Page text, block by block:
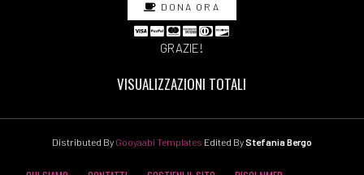
DONA ORA
GRAZIE!
VISUALIZZAZIONI TOTALI
Distributed By Gooyaabi Templates Edited ByStefania Bergo